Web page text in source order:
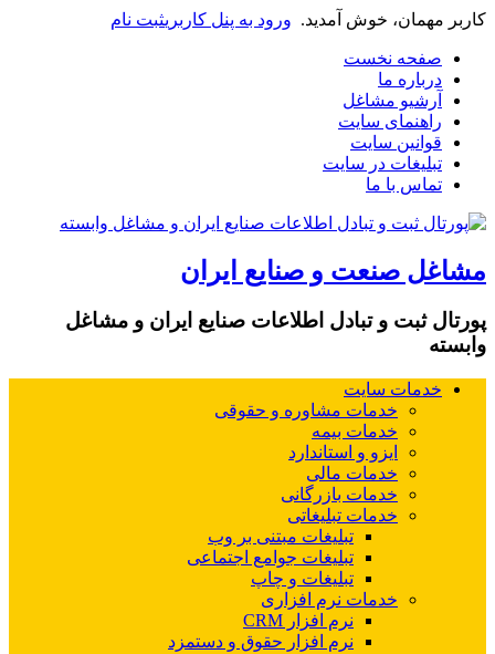
کاربر مهمان، خوش آمدید. ورود به پنل کاربریثبت نام
صفحه نخست
درباره ما
آرشیو مشاغل
راهنمای سایت
قوانین سایت
تبلیغات در سایت
تماس با ما
مشاغل صنعت و صنایع ایران
پورتال ثبت و تبادل اطلاعات صنایع ایران و مشاغل
وابسته
خدمات سایت
خدمات مشاوره و حقوقی
خدمات بیمه
ایزو و استاندارد
خدمات مالی
خدمات بازرگانی
خدمات تبلیغاتی
تبلیغات مبتنی بر وب
تبلیغات جوامع اجتماعی
تبلیغات و چاپ
خدمات نرم افزاری
نرم افزار CRM
نرم افزار حقوق و دستمزد